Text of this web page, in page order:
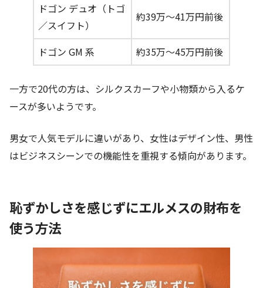
ドゴン デュオ（トゴ
／スイフト）
約39万〜41万円前後
ドゴン GM 系 約35万〜45万円前後
一方で20代の方は、シルクスカーフや小物類から入るケ
ースが多いようです。
男女で人気モデルに違いがあり、女性はデザイン性、男性
はビジネスシーンでの機能性を重視する傾向があります。
恥ずかしさを感じずにエルメスの財布を
使う方法